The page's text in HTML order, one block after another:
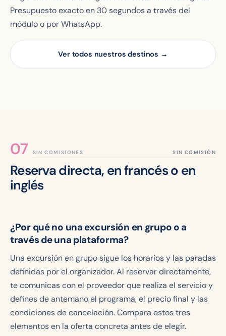
Presupuesto exacto en 30 segundos a través del
módulo o por WhatsApp.
Ver todos nuestros destinos →
SIN COMISIONES
Reserva directa, en francés o en
inglés
¿Por qué no una excursión en grupo o a
través de una plataforma?
Una excursión en grupo sigue los horarios y las paradas
definidas por el organizador. Al reservar directamente,
te comunicas con el proveedor que realiza el servicio y
defines de antemano el programa, el precio final y las
condiciones de cancelación. Compara estos tres
elementos en la oferta concreta antes de elegir.